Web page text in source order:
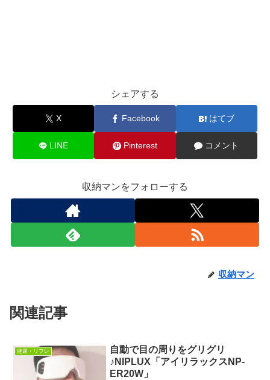
シェアする
X Facebook はてブ
LINE Pinterest コメント
収納マンをフォローする
収納マン
関連記事
健康・リフレ
自動で目の周りをグリグリ
♪NIPLUX「アイリラックスNP-
ER20W」